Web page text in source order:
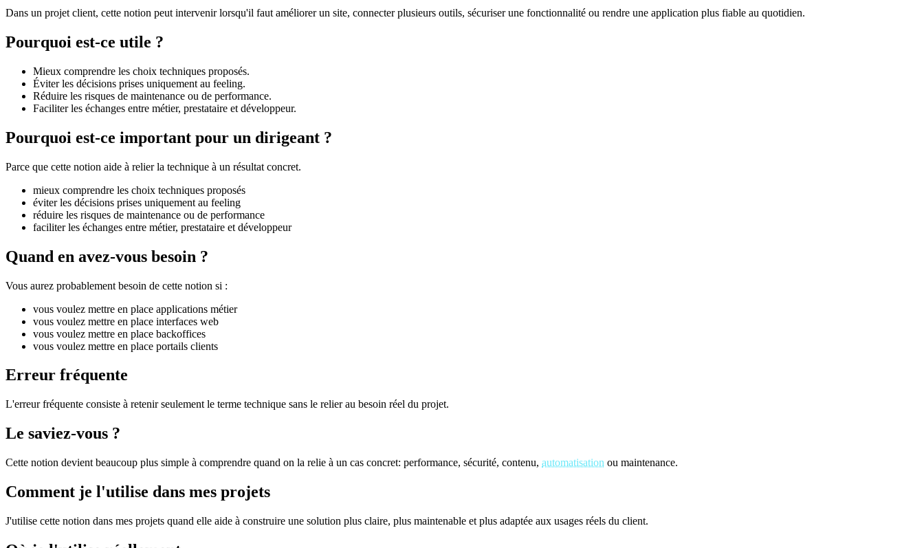
Dans un projet client, cette notion peut intervenir lorsqu'il faut améliorer un site, connecter plusieurs outils, sécuriser une fonctionnalité ou rendre une application plus fiable au quotidien.
Pourquoi est-ce utile ?
Mieux comprendre les choix techniques proposés.
Éviter les décisions prises uniquement au feeling.
Réduire les risques de maintenance ou de performance.
Faciliter les échanges entre métier, prestataire et développeur.
Pourquoi est-ce important pour un dirigeant ?
Parce que cette notion aide à relier la technique à un résultat concret.
mieux comprendre les choix techniques proposés
éviter les décisions prises uniquement au feeling
réduire les risques de maintenance ou de performance
faciliter les échanges entre métier, prestataire et développeur
Quand en avez-vous besoin ?
Vous aurez probablement besoin de cette notion si :
vous voulez mettre en place applications métier
vous voulez mettre en place interfaces web
vous voulez mettre en place backoffices
vous voulez mettre en place portails clients
Erreur fréquente
L'erreur fréquente consiste à retenir seulement le terme technique sans le relier au besoin réel du projet.
Le saviez-vous ?
Cette notion devient beaucoup plus simple à comprendre quand on la relie à un cas concret: performance, sécurité, contenu, automatisation ou maintenance.
Comment je l'utilise dans mes projets
J'utilise cette notion dans mes projets quand elle aide à construire une solution plus claire, plus maintenable et plus adaptée aux usages réels du client.